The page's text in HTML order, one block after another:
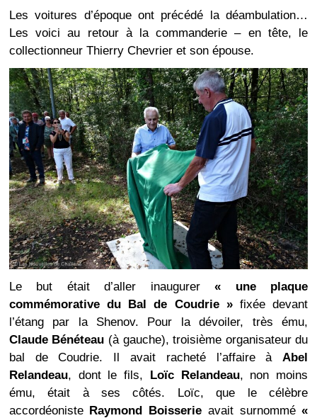
Les voitures d’époque ont précédé la déambulation…
Les voici au retour à la commanderie – en tête, le
collectionneur Thierry Chevrier et son épouse.
Le but était d’aller inaugurer« une plaque
commémorative du Bal de Coudrie »fixée devant
l’étang par la Shenov. Pour la dévoiler, très ému,
Claude Bénéteau (à gauche), troisième organisateur du
bal de Coudrie. Il avait racheté l’affaire àAbel
Relandeau, dont le fils, Loïc Relandeau, non moins
ému, était à ses côtés. Loïc, que le célèbre
accordéoniste Raymond Boisserie avait surnommé«